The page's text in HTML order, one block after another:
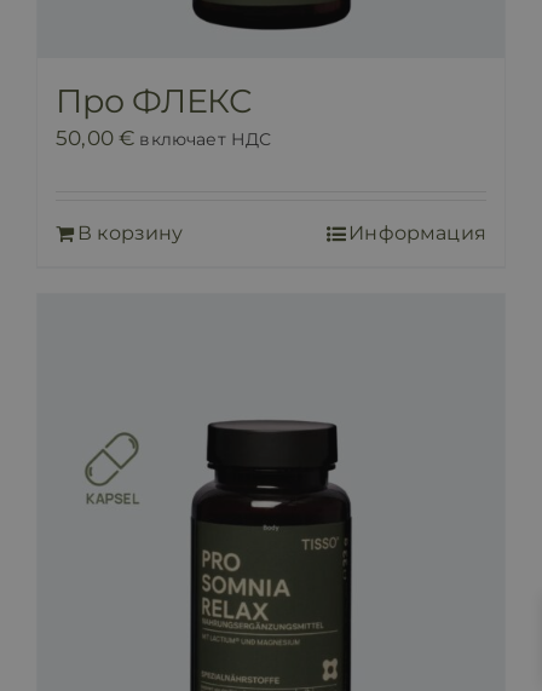
Про ФЛЕКС
50,00€ включает НДС
В корзину Информация